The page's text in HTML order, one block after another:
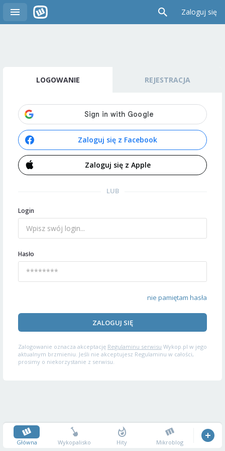
Zaloguj się
LOGOWANIE REJESTRACJA
Zaloguj się z Facebook
Zaloguj się z Apple
LUB
Login
Hasło
nie pamiętam hasła
ZALOGUJ SIĘ
Zalogowanie oznacza akceptację Regulaminu serwisu Wykop.pl w jego
aktualnym brzmieniu. Jeśli nie akceptujesz Regulaminu w całości,
prosimy o niekorzystanie z serwisu.
Główna Wykopalisko Hity Mikroblog